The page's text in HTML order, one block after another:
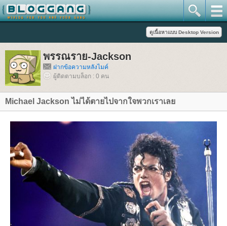
พรรณราย-Jackson
ฝากข้อความหลังไมค์
ผู้ติดตามบล็อก : 0 คน
Michael Jackson ไม่ได้ตายไปจากใจพวกเราเล